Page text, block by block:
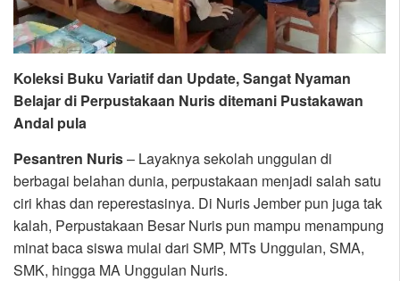
Koleksi Buku Variatif dan Update, Sangat Nyaman
Belajar di Perpustakaan Nuris ditemani Pustakawan
Andal pula
Pesantren Nuris– Layaknya sekolah unggulan di
berbagai belahan dunia, perpustakaan menjadi salah satu
ciri khas dan reperestasinya. Di Nuris Jember pun juga tak
kalah, Perpustakaan Besar Nuris pun mampu menampung
minat baca siswa mulai dari SMP, MTs Unggulan, SMA,
SMK, hingga MA Unggulan Nuris.